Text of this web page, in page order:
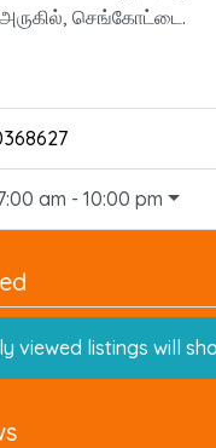
செங்கோட்டை.
am - 10:00 pm
viewed listings will